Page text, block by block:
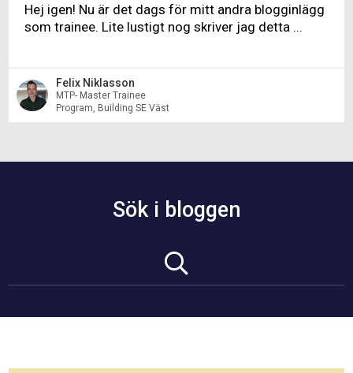
Hej igen! Nu är det dags för mitt andra blogginlägg
som trainee. Lite lustigt nog skriver jag detta ...
Felix Niklasson
MTP- Master Trainee
Program, Building SE Väst
Sök i bloggen